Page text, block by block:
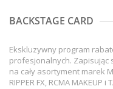
BACKSTAGE CARD
Ekskluzywny program
profesjonalnych. Zapisując
na cały asortyment marek
RIPPER FX, RCMA MAKEUP i